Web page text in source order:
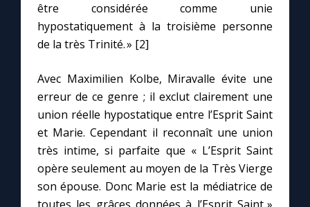
être considérée comme unie
hypostatiquement à la troisième personne
de la très Trinité. » [2]
Avec Maximilien Kolbe, Miravalle évite une
erreur de ce genre ; il exclut clairement une
union réelle hypostatique entre l’Esprit Saint
et Marie. Cependant il reconnaît une union
très intime, si parfaite que « L’Esprit Saint
opère seulement au moyen de la Très Vierge
son épouse. Donc Marie est la médiatrice de